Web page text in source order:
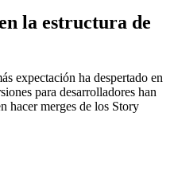
la estructura de
expectación ha despertado en
para desarrolladores han
hacer merges de los Story